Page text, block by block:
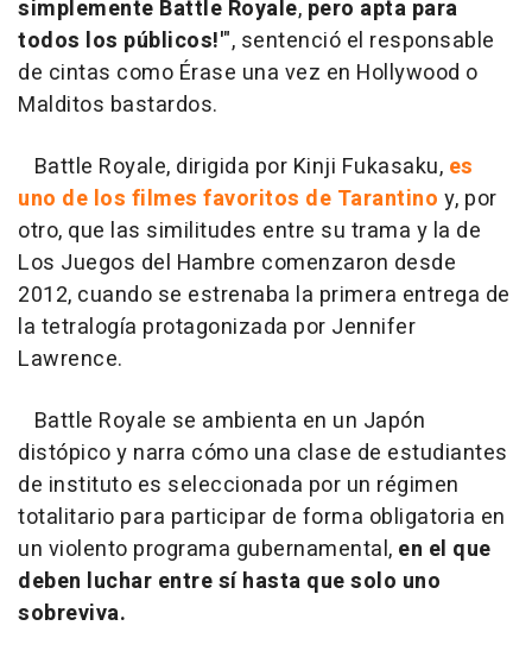
simplemente Battle Royale, pero apta para
todos los públicos!'", sentenció el responsable
de cintas como Érase una vez en Hollywood o
Malditos bastardos.
Battle Royale, dirigida por Kinji Fukasaku, es
uno de los filmes favoritos de Tarantino y, por
otro, que las similitudes entre su trama y la de
Los Juegos del Hambre comenzaron desde
2012, cuando se estrenaba la primera entrega de
la tetralogía protagonizada por Jennifer
Lawrence.
Battle Royale se ambienta en un Japón
distópico y narra cómo una clase de estudiantes
de instituto es seleccionada por un régimen
totalitario para participar de forma obligatoria en
un violento programa gubernamental, en el que
deben luchar entre sí hasta que solo uno
sobreviva.